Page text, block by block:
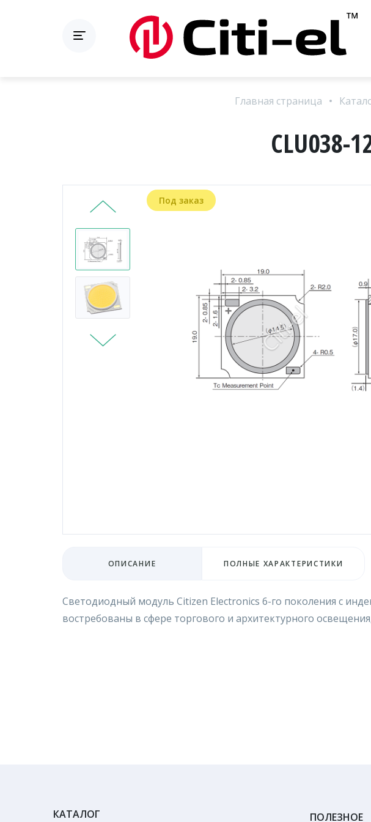
Главная страница
CLU038-
Под заказ
ОПИСАНИЕ ПОЛНЫЕ ХАРАКТЕРИСТИКИ
Светодиодный модуль Citizen Electronics 6-го поколения c
востребованы в сфере торгового и архитектурного
КАТАЛОГ ПОЛЕЗНОЕ